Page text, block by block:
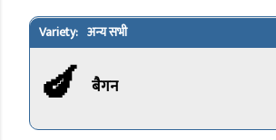
अन्य सभी
🍆 बैगन